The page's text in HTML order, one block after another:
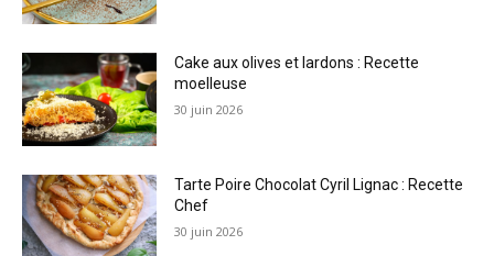
Cake aux olives et lardons : Recette
moelleuse
30 juin 2026
Tarte Poire Chocolat Cyril Lignac : Recette
Chef
30 juin 2026